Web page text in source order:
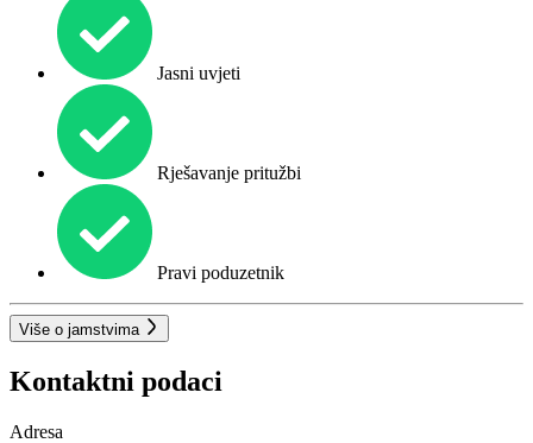
Jasni uvjeti
Rješavanje pritužbi
Pravi poduzetnik
Više o jamstvima
Kontaktni podaci
Adresa